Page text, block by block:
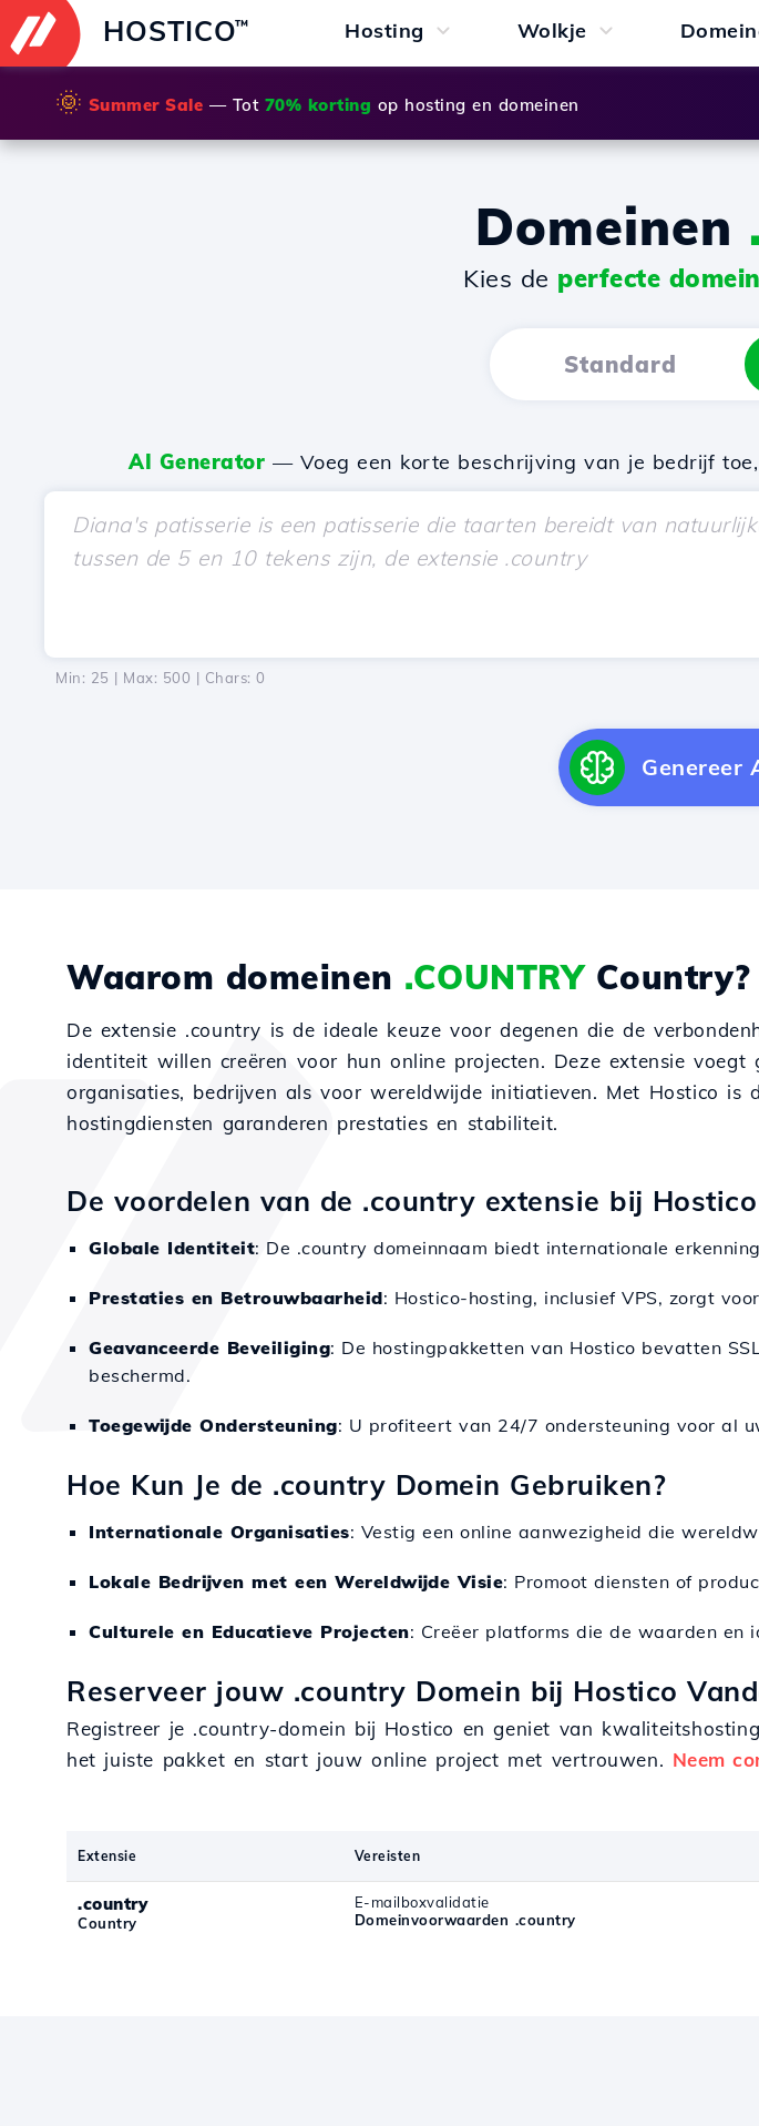
HOSTICO™ Hosting Wolkje
🌞 Summer Sale — Tot 70% korting op hosting en domeinen
Domeinen
Kies de perfecte
Standard
AI Generator — Voeg een korte beschrijving van je bedrijf
Min: 25 | Max: 500 | Chars: 0
Genereer
Waarom domeinen .COUNTRYCountry?
De extensie .country is de ideale keuze voor degenen die de
identiteit willen creëren voor hun online projecten. Deze extensie
organisaties, bedrijven als voor wereldwijde initiatieven. Met Hostico
hostingdiensten garanderen prestaties en stabiliteit.
De voordelen van de .country extensie bij Hostico
Globale Identiteit: De .country domeinnaam biedt internationale
Prestaties en Betrouwbaarheid: Hostico-hosting, inclusief VPS, zorgt
Geavanceerde Beveiliging: De hostingpakketten van Hostico bevatten
beschermd.
Toegewijde Ondersteuning: U profiteert van 24/7 ondersteuning voor al
Hoe Kun Je de .country Domein Gebruiken?
Internationale Organisaties: Vestig een online aanwezigheid die
Lokale Bedrijven met een Wereldwijde Visie: Promoot diensten of
Culturele en Educatieve Projecten: Creëer platforms die de waarden en
Reserveer jouw .country Domein bij Hostico
Registreer je .country-domein bij Hostico en geniet van
het juiste pakket en start jouw online project met vertrouwen. Neem
Extensie Vereisten
.country
Country
E-mailboxvalidatie
Domeinvoorwaarden .country